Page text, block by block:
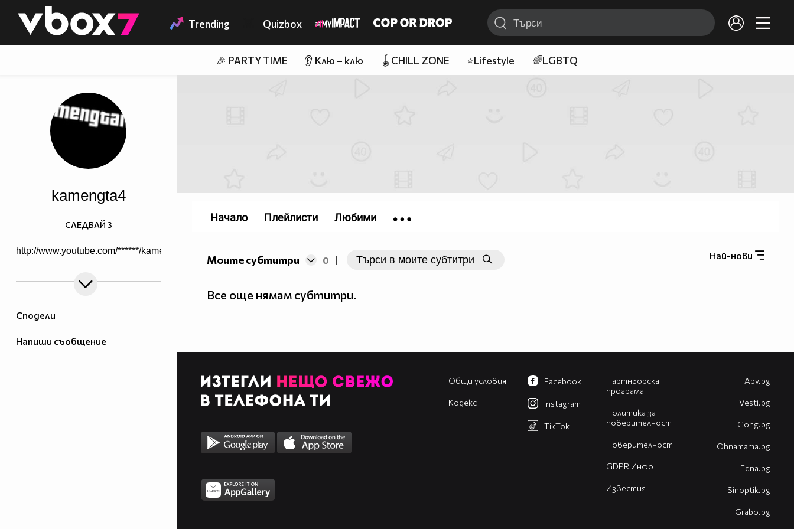
👾 Trending Quizbox
🎉 PARTY TIME 👂 Клю – клю 🪀CHILL ZONE ⭐Lifestyle 🌈LGBTQ
Сподели
Напиши съобщение
kamengta4
http://www.youtube.com/******/kamengtaivNEW
СЛЕДВАЙ 3
Моите субтитри 0 | Най-нови
Все още нямам субтитри.
Начало Плейлисти Любими
Общи условия
Кодекс
Партньорска
програма
Политика за
поверителност
Поверителност
GDPR Инфо
Известия
Facebook
Instagram
TikTok
Abv.bg
Vesti.bg
Gong.bg
Оhnamama.bg
Edna.bg
Sinoptik.bg
Grabo.bg